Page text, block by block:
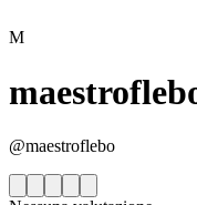
M
@maestroflebo